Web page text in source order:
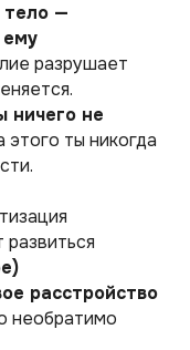
тело —
ему
разрушает
ничего не
этого ты никогда
расстройство
необратимо